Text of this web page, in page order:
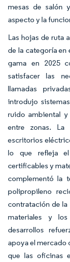
mesas de salón
aspecto y la
Las hojas de ruta
de la categoría
gama en 2025
satisfacer las
llamadas
introdujo
ruido ambiental
entre zonas.
escritorios
lo que refleja
certificables y
complementó la
polipropileno
contratación de la
materiales y los
desarrollos
apoya el mercado
que las oficinas